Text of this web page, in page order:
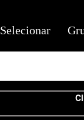
Selecionar